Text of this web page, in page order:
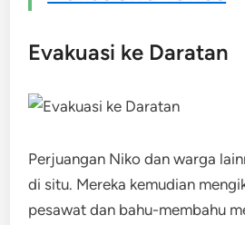
Evakuasi ke Daratan
Perjuangan Niko dan warga
di situ. Mereka kemudian
pesawat dan bahu-membahu